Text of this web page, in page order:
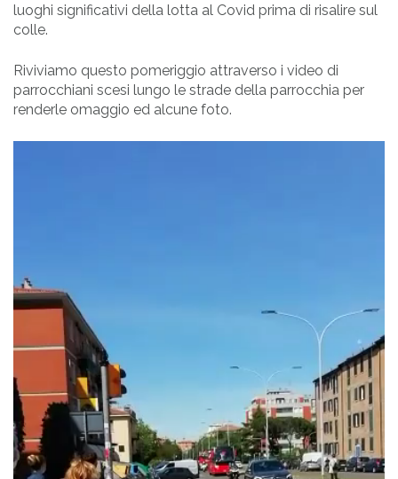
luoghi significativi della lotta al Covid prima di risalire sul
colle.
Riviviamo questo pomeriggio attraverso i video di
parrocchiani scesi lungo le strade della parrocchia per
renderle omaggio ed alcune foto.